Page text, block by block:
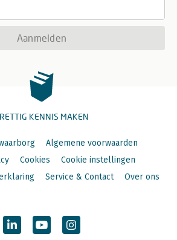
Aanmelden
KENNIS MAKEN
Algemene voorwaarden
Cookies
Cookie instellingen
Service & Contact Over ons